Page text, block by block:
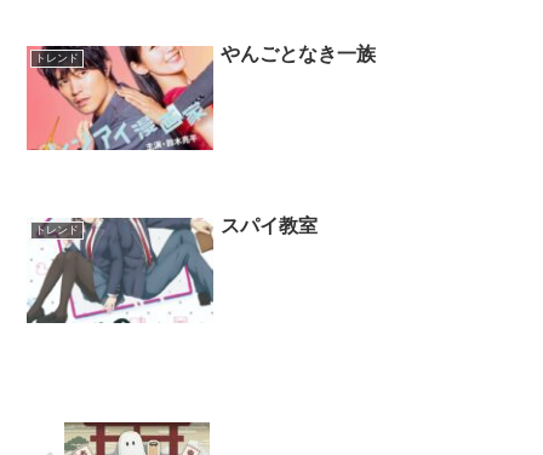
トレンド やんごとなき一族
トレンド スパイ教室